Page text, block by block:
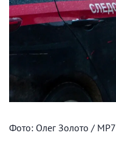
Фото: Олег Золото / МР7